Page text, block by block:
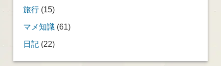
旅行(15)
マメ知識(61)
日記(22)